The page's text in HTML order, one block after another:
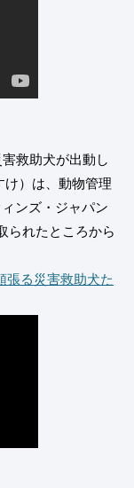
救助犬が出動し
け）は、動物管理
ンズ・ジャパン
られたところから
張る災害救助犬た